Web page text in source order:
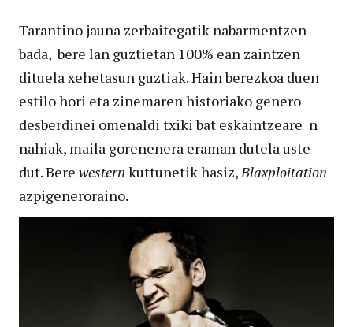
Tarantino jauna zerbaitegatik nabarmentzen
bada, bere lan guztietan 100% ean zaintzen
dituela xehetasun guztiak. Hain berezkoa duen
estilo hori eta zinemaren historiako genero
desberdinei omenaldi txiki bat eskaintzeare n
nahiak, maila gorenenera eraman dutela uste
dut. Bere western kuttunetik hasiz,Blaxploitation
azpigeneroraino.